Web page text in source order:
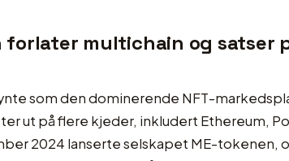
forlater multichain og satser
som den dominerende NFT-
ut på flere kjeder, inkludert Ethereum,
2024 lanserte selskapet ME-tokenen,